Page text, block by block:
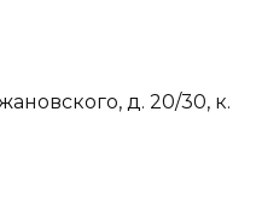
д. 20/30, к.